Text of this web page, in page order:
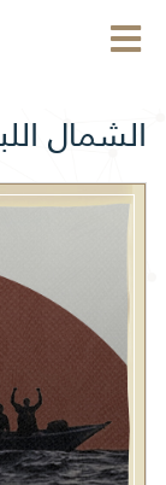
الشمال